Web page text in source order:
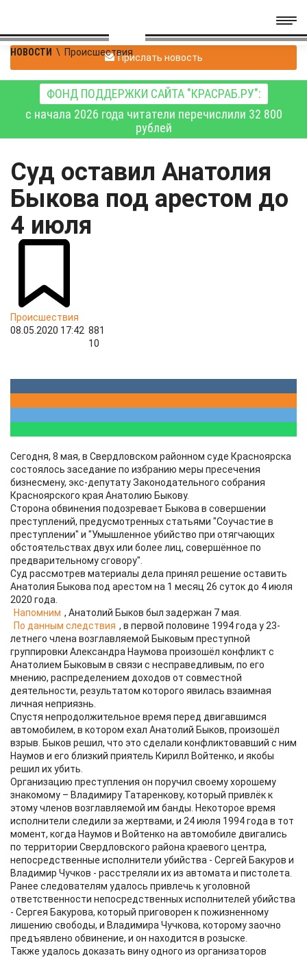
НОВОСТИ \ ПроисшествияПрислать новость
ФОНД ПОДДЕРЖКИ САЙТА "КРАСРАБ.РУ":
с начала 2026 года читатели перечислили 32 800
рублей
Суд оставил Анатолия
Быкова под арестом до
4 июля
Происшествия
08.05.2020 17:42 881
10
Сегодня, 8 мая, в Свердловском районном суде Красноярска
состоялось заседание по избранию меры пресечения
бизнесмену, экс-депутату Законодательного собрания
Красноярского края Анатолию Быкову.
Сторона обвинения подозревает Быкова в совершении
преступлений, предусмотренных статьями "Соучастие в
преступлении" и "Умышленное убийство при отягчающих
обстоятельствах двух или более лиц, совершённое по
предварительному сговору".
Суд рассмотрев материалы дела принял решение оставить
Анатолия Быкова под арестом на 1 месяц 26 суток до 4 июля
2020 года.
Напомним , Анатолий Быков был задержан 7 мая.
По данным следствия , в первой половине 1994 года у 23-
летнего члена возглавляемой Быковым преступной
группировки Александра Наумова произошёл конфликт с
Анатолием Быковым в связи с несправедливым, по его
мнению, распределением доходов от совместной
деятельности, результатом которого явилась взаимная
личная неприязнь.
Спустя непродолжительное время перед двигавшимся
автомобилем, в котором ехал Анатолий Быков, произошёл
взрыв. Быков решил, что это сделали конфликтовавший с ним
Наумов и его близкий приятель Кирилл Войтенко, и якобы
решил их убить.
Организацию преступления он поручил своему хорошему
знакомому – Владимиру Татаренкову, который привлёк к
этому членов возглавляемой им банды. Некоторое время
исполнители следили за жертвами, и 24 июля 1994 года в тот
момент, когда Наумов и Войтенко на автомобиле двигались
по территории Свердловского района краевого центра,
непосредственные исполнители убийства - Сергей Бакуров и
Владимир Чучков - расстреляли их из автомата и пистолета.
Ранее следователям удалось привлечь к уголовной
ответственности непосредственных исполнителей убийства
- Сергея Бакурова, который приговорен к пожизненному
лишению свободы, и Владимира Чучкова, которому заочно
предъявлено обвинение, и он находится в розыске.
Также удалось доказать вину одного из организаторов